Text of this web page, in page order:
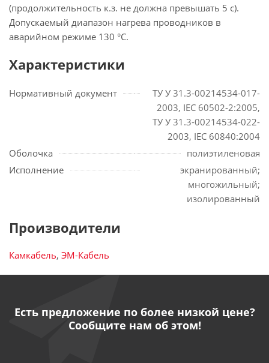
(продолжительность к.з. не должна превышать 5 с).
Допускаемый диапазон нагрева проводников в
аварийном режиме 130 °С.
Характеристики
Нормативный документ
ТУ У 31.3-00214534-017-
2003, IEC 60502-2:2005,
ТУ У 31.3-00214534-022-
2003, IEC 60840:2004
Оболочка
полиэтиленовая
Исполнение
экранированный;
многожильный;
изолированный
Производители
Камкабель, ЭМ-Кабель
Есть предложение по более низкой цене?
Сообщите нам об этом!